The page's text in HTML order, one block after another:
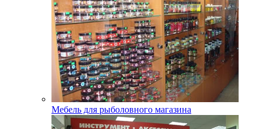
Мебель для рыболовного магазина